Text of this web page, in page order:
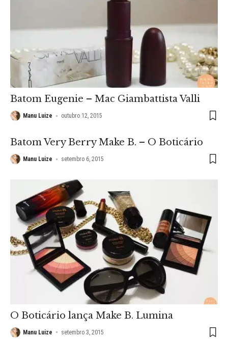
Batom Eugenie – Mac Giambattista Valli
Manu Luize outubro 12, 2015
Batom Very Berry Make B. – O Boticário
Manu Luize setembro 6, 2015
O Boticário lança Make B. Lumina
Manu Luize setembro 3, 2015